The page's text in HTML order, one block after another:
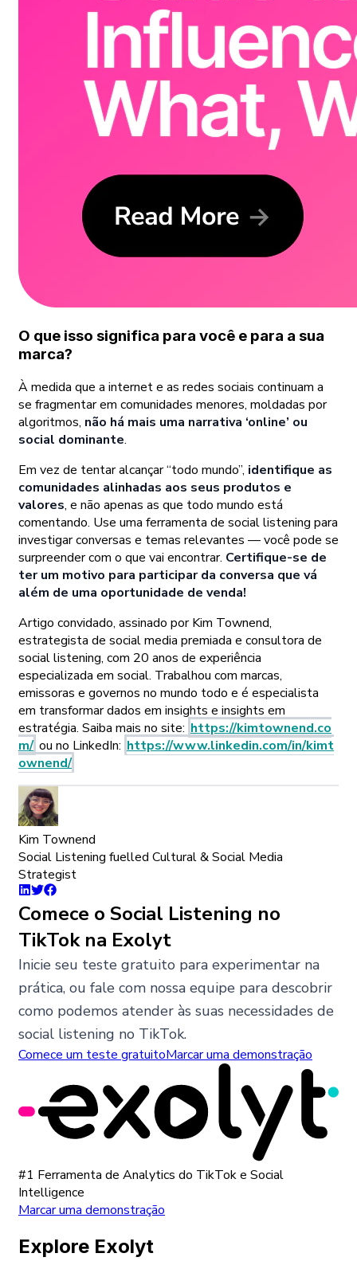
O que isso significa para você e para a sua
marca?
À medida que a internet e as redes sociais continuam a
se fragmentar em comunidades menores, moldadas por
algoritmos, não há mais uma narrativa ‘online’ ou
social dominante.
Em vez de tentar alcançar “todo mundo”, identifique as
comunidades alinhadas aos seus produtos e
valores, e não apenas as que todo mundo está
comentando. Use uma ferramenta de social listening para
investigar conversas e temas relevantes — você pode se
surpreender com o que vai encontrar. Certifique-se de
ter um motivo para participar da conversa que vá
além de uma oportunidade de venda!
Artigo convidado, assinado por Kim Townend,
estrategista de social media premiada e consultora de
social listening, com 20 anos de experiência
especializada em social. Trabalhou com marcas,
emissoras e governos no mundo todo e é especialista
em transformar dados em insights e insights em
estratégia. Saiba mais no site: https://kimtownend.co
m/ ou no LinkedIn: https://www.linkedin.com/in/kimt
ownend/
Kim Townend
Social Listening fuelled Cultural & Social Media
Strategist
Comece o Social Listening no
TikTok na Exolyt
Inicie seu teste gratuito para experimentar na
prática, ou fale com nossa equipe para descobrir
como podemos atender às suas necessidades de
social listening no TikTok.
Comece um teste gratuitoMarcar uma demonstração
#1 Ferramenta de Analytics do TikTok e Social
Intelligence
Marcar uma demonstração
Explore Exolyt